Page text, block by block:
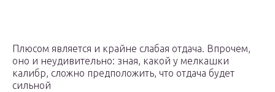
Плюсом является и крайне слабая отдача. Впрочем,
оно и неудивительно: зная, какой у мелкашки
калибр, сложно предположить, что отдача будет
сильной